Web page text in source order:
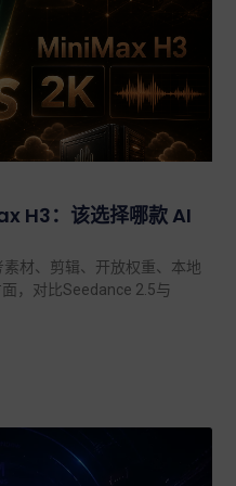
H3：该选择哪款 AI
材、剪辑、开放权重、本地
，对比Seedance 2.5与